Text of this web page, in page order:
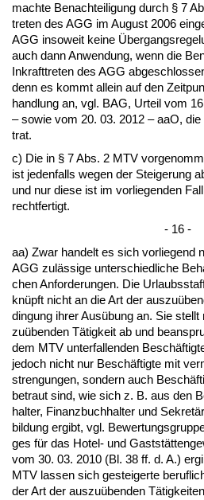
mach­te Be­nach­tei­li­gung durch § 7
tre­ten des AGG im Au­gust 2006
AGG in­so­weit kei­ne
auch dann An­wen­dung, wenn die
In­kraft­tre­ten des AGG
denn es kommt al­lein auf den
hand­lung an, vgl. BAG, Ur­teil vom
– so­wie vom 20. 03. 2012 – aaO,
trat.
c) Die in § 7 Abs. 2 MTV
ist je­den­falls we­gen der Stei­ge­rung
und nur die­se ist im vor­lie­gen­den
recht­fer­tigt.
- 16 -
aa) Zwar han­delt es sich vor­lie­gend
AGG zulässi­ge un­ter­schied­li­che
chen An­for­de­run­gen. Die
knüpft nicht an die Art der
din­gung ih­rer Ausübung an. Sie
zuüben­den Tätig­keit ab und
dem MTV un­ter­fal­len­den
je­doch nicht nur Beschäftig­te mit
stren­gun­gen, son­dern auch
be­traut sind, wie sich z. B. aus den
hal­ter, Fi­nanz­buch­hal­ter und
bil­dung er­gibt, vgl.
ges für das Ho­tel- und
vom 30. 03. 2010 (Bl. 38 ff. d. A.)
MTV las­sen sich ge­stei­ger­te
der Art der aus­zuüben­den